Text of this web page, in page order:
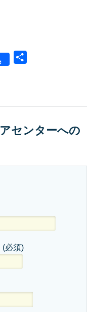
センターへの
(必須)